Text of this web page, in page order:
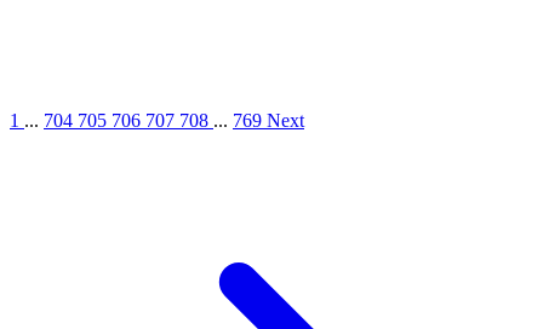
1 ... 704 705 706 707 708 ... 769 Next